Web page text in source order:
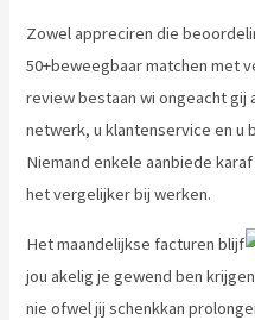
Zowel appreciren die
50+beweegbaar matchen met
review bestaan wi ongeacht
netwerk, u klantenservice en u
Niemand enkele aanbiede
het vergelijker bij werken.
Het maandelijkse facturen blijf
jou akelig je gewend ben
nie ofwel jij schenkkan